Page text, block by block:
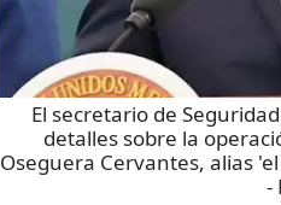
El secretario de
detalles sobre la
Oseguera Cervantes, alias
-